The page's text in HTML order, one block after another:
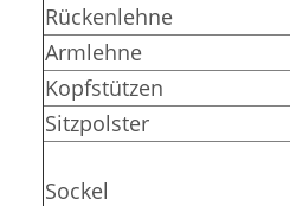
Rückenlehne
Armlehne
Kopfstützen
Sitzpolster
Sockel